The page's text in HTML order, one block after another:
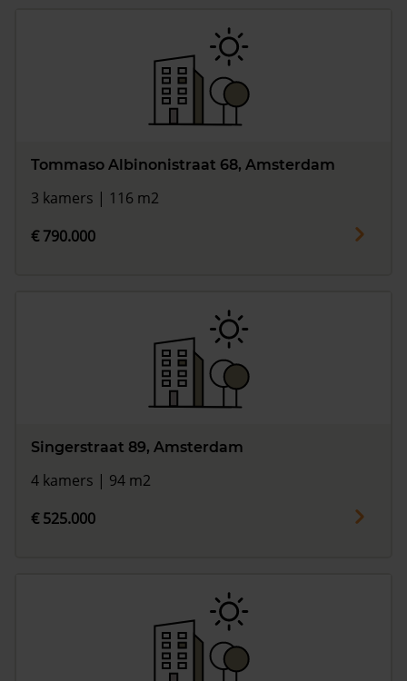
Tommaso Albinonistraat 68, Amsterdam
3 kamers | 116 m2
€ 790.000
Singerstraat 89, Amsterdam
4 kamers | 94 m2
€ 525.000